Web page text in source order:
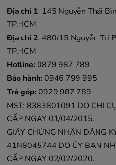
Địa chỉ 1: 145 Nguyễn Thái
TP.HCM
Địa chỉ 2: 480/15 Nguyễn Tri
TP.HCM
Hotline: 0879 987 789
Bảo hành: 0946 799 995
Trả góp: 0929 987 789
MST: 8383801091 DO CHI
CẤP NGÀY 01/04/2015.
GIẤY CHỨNG NHẬN ĐĂNG
41N8045744 DO ỦY BAN
CẤP NGÀY 02/02/2020.